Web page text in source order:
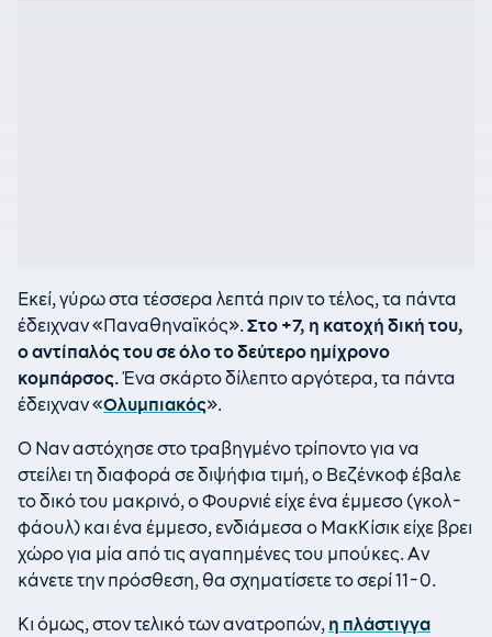
Εκεί, γύρω στα τέσσερα λεπτά πριν το τέλος, τα πάντα
έδειχναν «Παναθηναϊκός». Στο +7, η κατοχή δική του,
ο αντίπαλός του σε όλο το δεύτερο ημίχρονο
κομπάρσος.Ένα σκάρτο δίλεπτο αργότερα, τα πάντα
έδειχναν «Ολυμπιακός».
Ο Ναν αστόχησε στο τραβηγμένο τρίποντο για να
στείλει τη διαφορά σε διψήφια τιμή, ο Βεζένκοφ έβαλε
το δικό του μακρινό, ο Φουρνιέ είχε ένα έμμεσο (γκολ-
φάουλ) και ένα έμμεσο, ενδιάμεσα ο ΜακΚίσικ είχε βρει
χώρο για μία από τις αγαπημένες του μπούκες. Αν
κάνετε την πρόσθεση, θα σχηματίσετε το σερί 11-0.
Κι όμως, στον τελικό των ανατροπών, η πλάστιγγα